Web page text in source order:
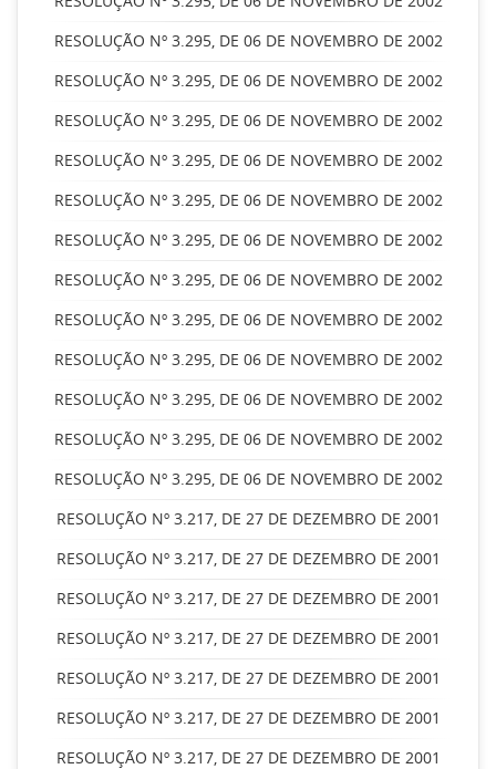
RESOLUÇÃO Nº 3.295, DE 06 DE NOVEMBRO DE 2002
RESOLUÇÃO Nº 3.295, DE 06 DE NOVEMBRO DE 2002
RESOLUÇÃO Nº 3.295, DE 06 DE NOVEMBRO DE 2002
RESOLUÇÃO Nº 3.295, DE 06 DE NOVEMBRO DE 2002
RESOLUÇÃO Nº 3.295, DE 06 DE NOVEMBRO DE 2002
RESOLUÇÃO Nº 3.295, DE 06 DE NOVEMBRO DE 2002
RESOLUÇÃO Nº 3.295, DE 06 DE NOVEMBRO DE 2002
RESOLUÇÃO Nº 3.295, DE 06 DE NOVEMBRO DE 2002
RESOLUÇÃO Nº 3.295, DE 06 DE NOVEMBRO DE 2002
RESOLUÇÃO Nº 3.295, DE 06 DE NOVEMBRO DE 2002
RESOLUÇÃO Nº 3.295, DE 06 DE NOVEMBRO DE 2002
RESOLUÇÃO Nº 3.295, DE 06 DE NOVEMBRO DE 2002
RESOLUÇÃO Nº 3.217, DE 27 DE DEZEMBRO DE 2001
RESOLUÇÃO Nº 3.217, DE 27 DE DEZEMBRO DE 2001
RESOLUÇÃO Nº 3.217, DE 27 DE DEZEMBRO DE 2001
RESOLUÇÃO Nº 3.217, DE 27 DE DEZEMBRO DE 2001
RESOLUÇÃO Nº 3.217, DE 27 DE DEZEMBRO DE 2001
RESOLUÇÃO Nº 3.217, DE 27 DE DEZEMBRO DE 2001
RESOLUÇÃO Nº 3.217, DE 27 DE DEZEMBRO DE 2001